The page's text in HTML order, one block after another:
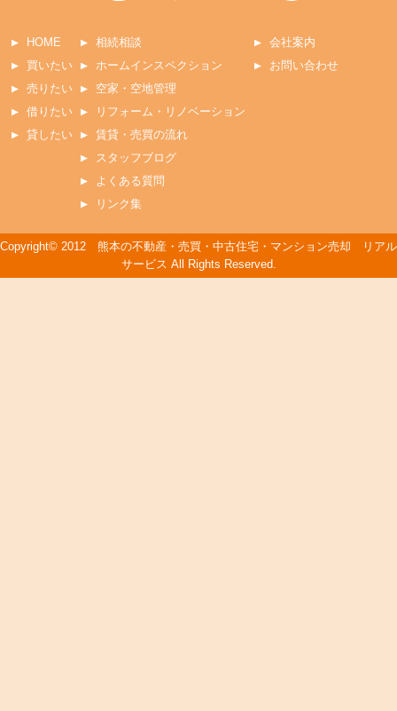
HOME
買いたい
売りたい
借りたい
貸したい
相続相談
ホームインスペクション
空家・空地管理
リフォーム・リノベーション
賃貸・売買の流れ
スタッフブログ
よくある質問
リンク集
会社案内
お問い合わせ
Copyright© 2012 熊本の不動産・売買・中古住宅・マンション売却 リアル
サービス All Rights Reserved.